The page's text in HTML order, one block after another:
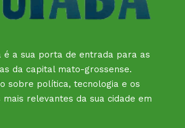
é a sua porta de entrada para as
da capital mato-grossense.
sobre política, tecnologia e os
mais relevantes da sua cidade em